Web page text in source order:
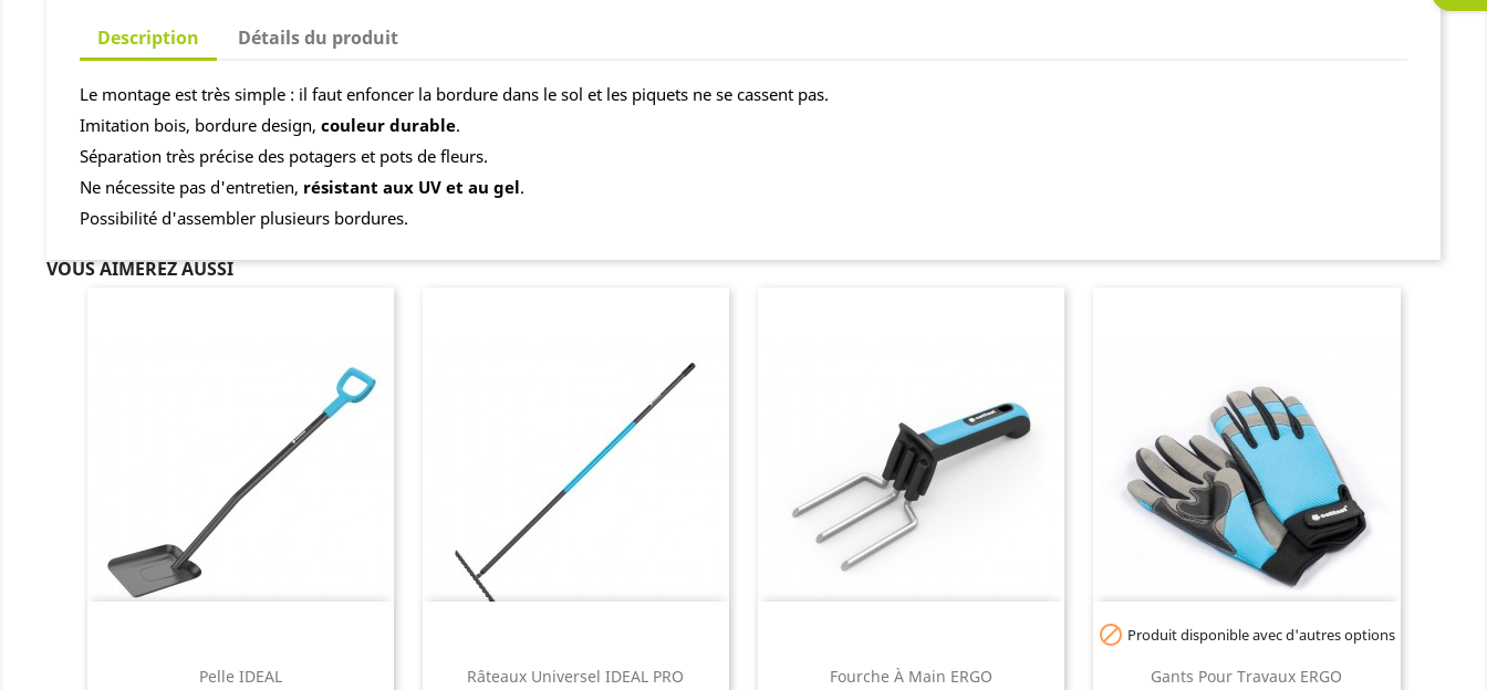
Description Détails du produit
Le montage est très simple : il faut enfoncer la bordure dans le sol et les piquets ne se cassent pas.
Imitation bois, bordure design, couleur durable.
Séparation très précise des potagers et pots de fleurs.
Ne nécessite pas d'entretien, résistant aux UV et au gel.
Possibilité d'assembler plusieurs bordures.
VOUS AIMEREZ AUSSI
Pelle IDEAL Râteaux Universel IDEAL PRO Fourche À Main ERGO Gants Pour Travaux ERGO
 Produit disponible avec d'autres options